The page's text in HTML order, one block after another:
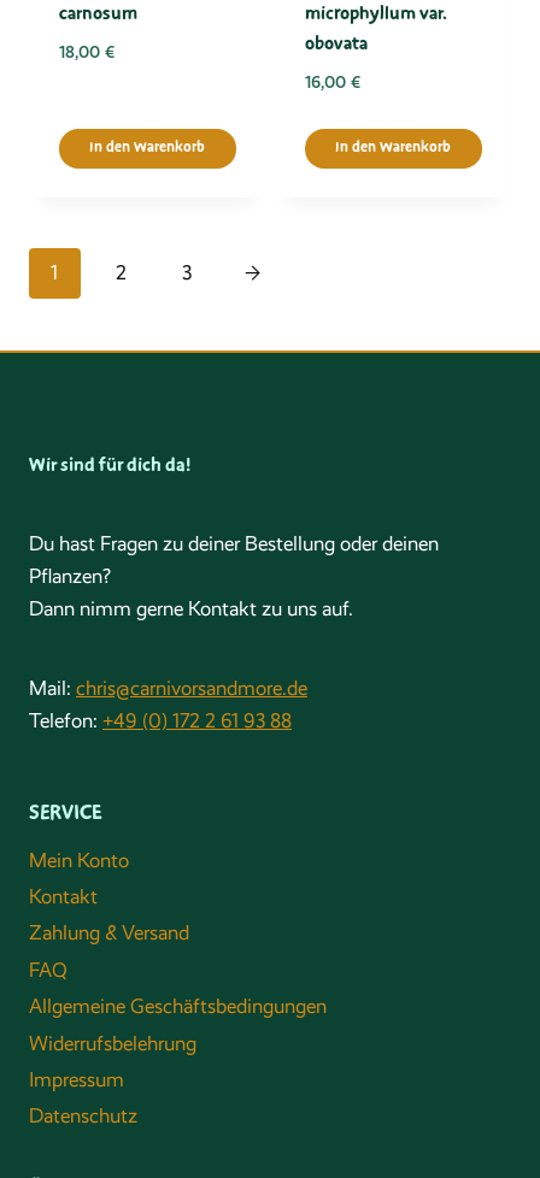
carnosum
18,00 €
In den Warenkorb
microphyllum var.
obovata
16,00 €
In den Warenkorb
1 2 3 →
Wir sind für dich da!
Du hast Fragen zu deiner Bestellung oder deinen
Pflanzen?
Dann nimm gerne Kontakt zu uns auf.
Mail: chris@carnivorsandmore.de
Telefon: +49 (0) 172 2 61 93 88
SERVICE
Mein Konto
Kontakt
Zahlung & Versand
FAQ
Allgemeine Geschäftsbedingungen
Widerrufsbelehrung
Impressum
Datenschutz